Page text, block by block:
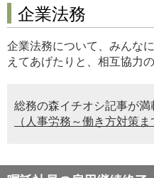
企業法務
企業法務について、みんな
えてあげたりと、相互協力
総務の森イチオシ記事が満
（人事労務～働き方対策ま